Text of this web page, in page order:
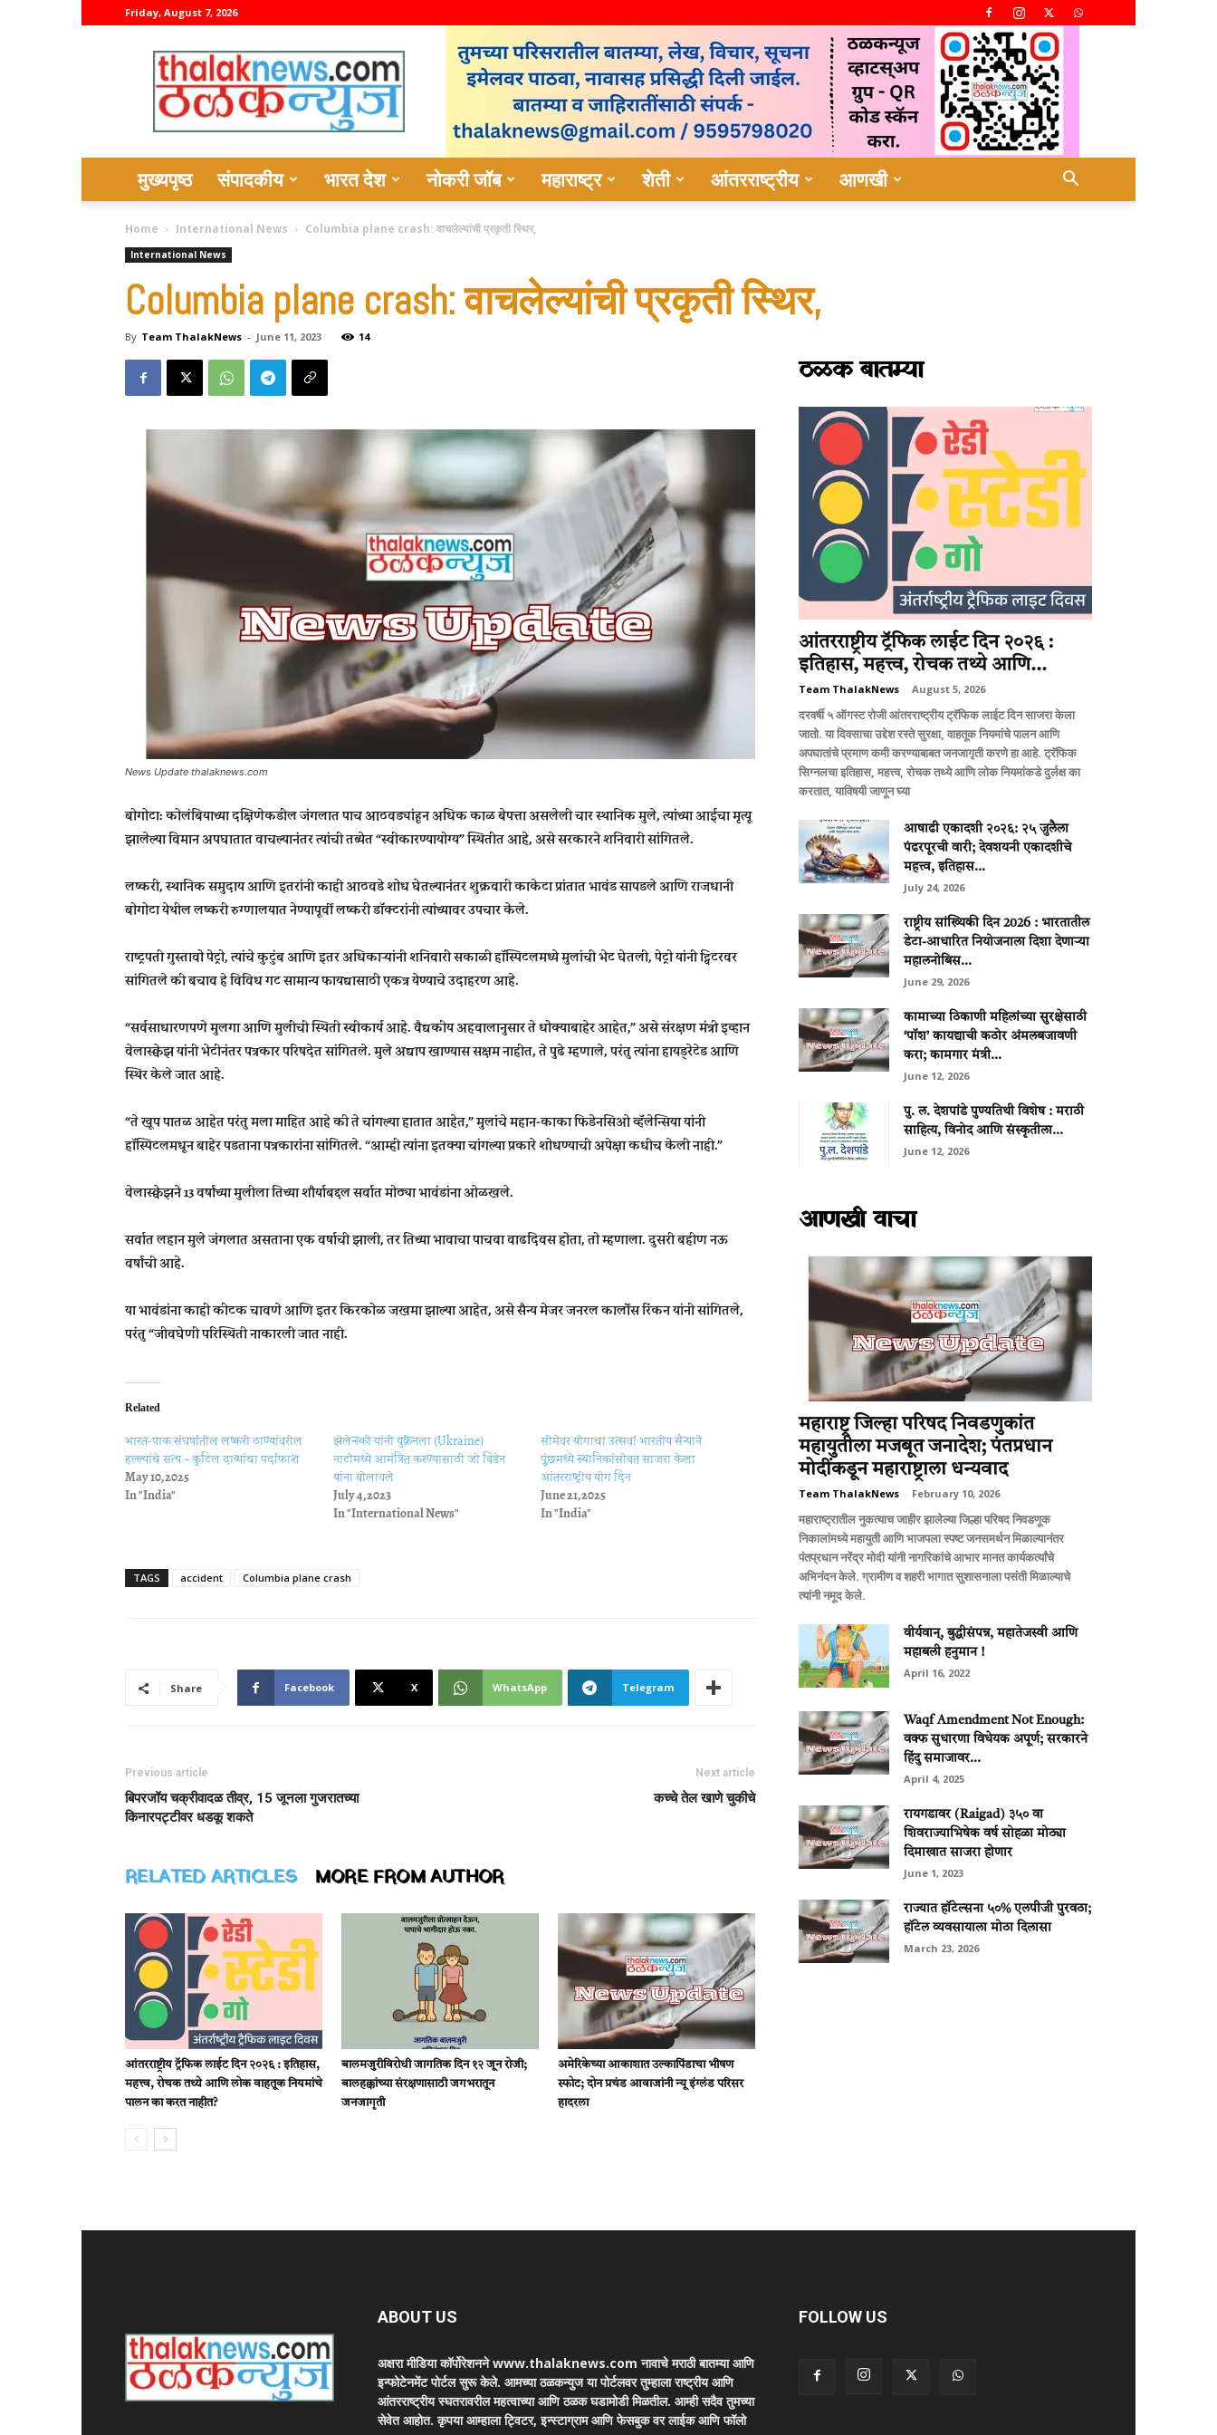
Friday, August 7, 2026
thalaknews
मुख्यपृष्ठ संपादकीय भारत देश नोकरी जॉब महाराष्ट्र शेती आंतरराष्ट्रीय आणखी
Home International News Columbia plane crash: वाचलेल्यांची प्रकृती स्थिर,
International News
Columbia plane crash: वाचलेल्यांची प्रकृती स्थिर,
By Team ThalakNews - June 11, 2023 14
News Update thalaknews.com
बोगोटा: कोलंबियाच्या दक्षिणेकडील जंगलात पाच आठवड्यांहून अधिक काळ बेपत्ता असलेली चार स्थानिक मुले, त्यांच्या आईचा मृत्यू
झालेल्या विमान अपघातात वाचल्यानंतर त्यांची तब्येत “स्वीकारण्यायोग्य” स्थितीत आहे, असे सरकारने शनिवारी सांगितले.
लष्करी, स्थानिक समुदाय आणि इतरांनी काही आठवडे शोध घेतल्यानंतर शुक्रवारी काकेटा प्रांतात भावंड सापडले आणि राजधानी
बोगोटा येथील लष्करी रुग्णालयात नेण्यापूर्वी लष्करी डॉक्टरांनी त्यांच्यावर उपचार केले.
राष्ट्रपती गुस्तावो पेट्रो, त्यांचे कुटुंब आणि इतर अधिकाऱ्यांनी शनिवारी सकाळी हॉस्पिटलमध्ये मुलांची भेट घेतली, पेट्रो यांनी ट्विटरवर
सांगितले की बचाव हे विविध गट सामान्य फायद्यासाठी एकत्र येण्याचे उदाहरण आहे.
“सर्वसाधारणपणे मुलगा आणि मुलींची स्थिती स्वीकार्य आहे. वैद्यकीय अहवालानुसार ते धोक्याबाहेर आहेत,” असे संरक्षण मंत्री इव्हान
वेलास्क्वेझ यांनी भेटीनंतर पत्रकार परिषदेत सांगितले. मुले अद्याप खाण्यास सक्षम नाहीत, ते पुढे म्हणाले, परंतु त्यांना हायड्रेटेड आणि
स्थिर केले जात आहे.
“ते खूप पातळ आहेत परंतु मला माहित आहे की ते चांगल्या हातात आहेत,” मुलांचे महान-काका फिडेनसिओ व्हॅलेन्सिया यांनी
हॉस्पिटलमधून बाहेर पडताना पत्रकारांना सांगितले. “आम्ही त्यांना इतक्या चांगल्या प्रकारे शोधण्याची अपेक्षा कधीच केली नाही.”
वेलास्क्वेझने 13 वर्षांच्या मुलीला तिच्या शौर्याबद्दल सर्वात मोठ्या भावंडांना ओळखले.
सर्वात लहान मुले जंगलात असताना एक वर्षाची झाली, तर तिच्या भावाचा पाचवा वाढदिवस होता, तो म्हणाला. दुसरी बहीण नऊ
वर्षांची आहे.
या भावंडांना काही कीटक चावणे आणि इतर किरकोळ जखमा झाल्या आहेत, असे सैन्य मेजर जनरल कार्लोस रिंकन यांनी सांगितले,
परंतु “जीवघेणी परिस्थिती नाकारली जात नाही.
Related
भारत-पाक संघर्षातील लष्करी ठाण्यांवरील
हल्ल्यांचे सत्य – कुटिल दाव्यांचा पर्दाफाश
May 10, 2025
In "India"
झेलेन्स्की यांनी युक्रेनला (Ukraine)
नाटोमध्ये आमंत्रित करण्यासाठी जो बिडेन
यांना बोलावले
July 4, 2023
In "International News"
सीमेवर योगाचा उत्सव! भारतीय सैन्याने
पूुंछमध्ये स्थानिकांसोबत साजरा केला
आंतरराष्ट्रीय योग दिन
June 21, 2025
In "India"
TAGS accident Columbia plane crash
Share Facebook X WhatsApp Telegram
Previous article
बिपरजॉय चक्रीवादळ तीव्र, 15 जूनला गुजरातच्या
किनारपट्टीवर धडकू शकते
Next article
कच्चे तेल खाणे चुकीचे
RELATED ARTICLES MORE FROM AUTHOR
आंतरराष्ट्रीय ट्रॅफिक लाईट दिन २०२६ : इतिहास,
महत्त्व, रोचक तथ्ये आणि लोक वाहतूक नियमांचे
पालन का करत नाहीत?
बालमजुरीविरोधी जागतिक दिन १२ जून रोजी;
बालहक्कांच्या संरक्षणासाठी जगभरातून
जनजागृती
अमेरिकेच्या आकाशात उल्कापिंडाचा भीषण
स्फोट; दोन प्रचंड आवाजांनी न्यू इंग्लंड परिसर
हादरला
ठळक बातम्या
आंतरराष्ट्रीय ट्रॅफिक लाईट दिन २०२६ :
इतिहास, महत्त्व, रोचक तथ्ये आणि...
Team ThalakNews - August 5, 2026
दरवर्षी ५ ऑगस्ट रोजी आंतरराष्ट्रीय ट्रॅफिक लाईट दिन साजरा केला
जातो. या दिवसाचा उद्देश रस्ते सुरक्षा, वाहतूक नियमांचे पालन आणि
अपघातांचे प्रमाण कमी करण्याबाबत जनजागृती करणे हा आहे. ट्रॅफिक
सिग्नलचा इतिहास, महत्त्व, रोचक तथ्ये आणि लोक नियमांकडे दुर्लक्ष का
करतात, याविषयी जाणून घ्या
आषाढी एकादशी २०२६: २५ जुलैला
पंढरपूरची वारी; देवशयनी एकादशीचे
महत्त्व, इतिहास...
July 24, 2026
राष्ट्रीय सांख्यिकी दिन 2026 : भारतातील
डेटा-आधारित नियोजनाला दिशा देणाऱ्या
महालनोबिस...
June 29, 2026
कामाच्या ठिकाणी महिलांच्या सुरक्षेसाठी
‘पॉश’ कायद्याची कठोर अंमलबजावणी
करा; कामगार मंत्री...
June 12, 2026
पु. ल. देशपांडे पुण्यतिथी विशेष : मराठी
साहित्य, विनोद आणि संस्कृतीला...
June 12, 2026
आणखी वाचा
महाराष्ट्र जिल्हा परिषद निवडणुकांत
महायुतीला मजबूत जनादेश; पंतप्रधान
मोदींकडून महाराष्ट्राला धन्यवाद
Team ThalakNews - February 10, 2026
महाराष्ट्रातील नुकत्याच जाहीर झालेल्या जिल्हा परिषद निवडणूक
निकालांमध्ये महायुती आणि भाजपला स्पष्ट जनसमर्थन मिळाल्यानंतर
पंतप्रधान नरेंद्र मोदी यांनी नागरिकांचे आभार मानत कार्यकर्त्यांचे
अभिनंदन केले. ग्रामीण व शहरी भागात सुशासनाला पसंती मिळाल्याचे
त्यांनी नमूद केले.
वीर्यवान्, बुद्धीसंपन्न, महातेजस्वी आणि
महाबली हनुमान !
April 16, 2022
Waqf Amendment Not Enough:
वक्फ सुधारणा विधेयक अपूर्ण; सरकारने
हिंदु समाजावर...
April 4, 2025
रायगडावर (Raigad) ३५० वा
शिवराज्याभिषेक वर्ष सोहळा मोठ्या
दिमाखात साजरा होणार
June 1, 2023
राज्यात हॉटेल्सना ५०% एलपीजी पुरवठा;
हॉटेल व्यवसायाला मोठा दिलासा
March 23, 2026
ABOUT US
अक्षरा मीडिया कॉर्पोरेशनने www.thalaknews.com नावाचे मराठी बातम्या आणि
इन्फोटेनमेंट पोर्टल सुरू केले. आमच्या ठळकन्युज या पोर्टलवर तुम्हाला राष्ट्रीय आणि
आंतरराष्ट्रीय स्घतरावरील महत्वाच्या आणि ठळक घडामोडी मिळतील. आम्ही सदैव तुमच्या
सेवेत आहोत. कृपया आम्हाला ट्विटर, इन्स्टाग्राम आणि फेसबुक वर लाईक आणि फॉलो
FOLLOW US